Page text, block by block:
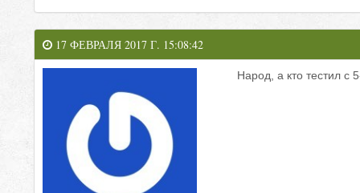
17 ФЕВРАЛЯ 2017 Г. 15:08:42
Народ, а кто тестил с